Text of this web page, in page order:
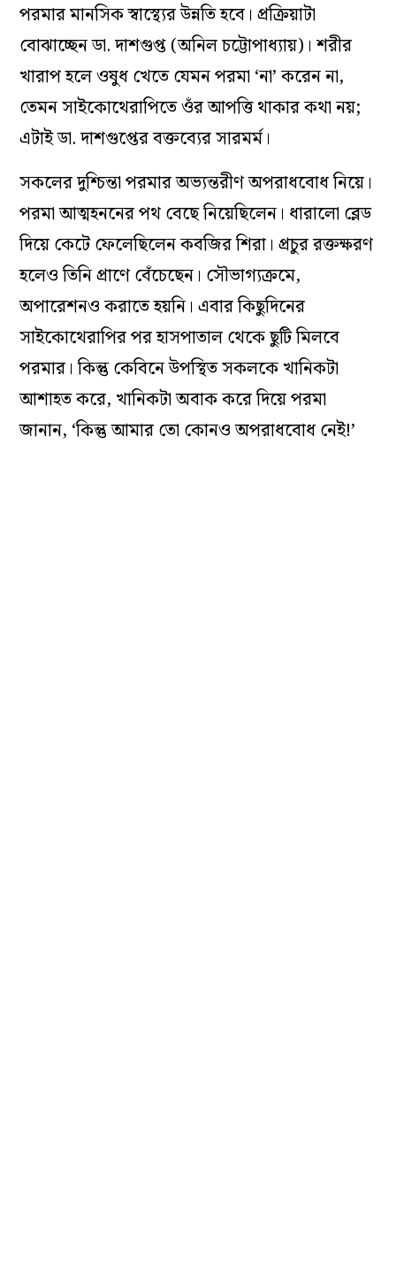
পরমার মানসিক স্বাস্থ্যের উন্নতি হবে। প্রক্রিয়াটা
বোঝাচ্ছেন ডা. দাশগুপ্ত (অনিল চট্টোপাধ্যায়)। শরীর
খারাপ হলে ওষুধ খেতে যেমন পরমা ‘না’ করেন না,
তেমন সাইকোথেরাপিতে ওঁর আপত্তি থাকার কথা নয়;
এটাই ডা. দাশগুপ্তের বক্তব্যের সারমর্ম।
সকলের দুশ্চিন্তা পরমার অভ্যন্তরীণ অপরাধবোধ নিয়ে।
পরমা আত্মহননের পথ বেছে নিয়েছিলেন। ধারালো ব্লেড
দিয়ে কেটে ফেলেছিলেন কবজির শিরা। প্রচুর রক্তক্ষরণ
হলেও তিনি প্রাণে বেঁচেছেন। সৌভাগ্যক্রমে,
অপারেশনও করাতে হয়নি। এবার কিছুদিনের
সাইকোথেরাপির পর হাসপাতাল থেকে ছুটি মিলবে
পরমার। কিন্তু কেবিনে উপস্থিত সকলকে খানিকটা
আশাহত করে, খানিকটা অবাক করে দিয়ে পরমা
জানান, ‘কিন্তু আমার তো কোনও অপরাধবোধ নেই!’